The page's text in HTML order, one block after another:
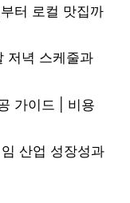
터 로컬 맛집까
저녁 스케줄과
가이드 | 비용
산업 성장성과